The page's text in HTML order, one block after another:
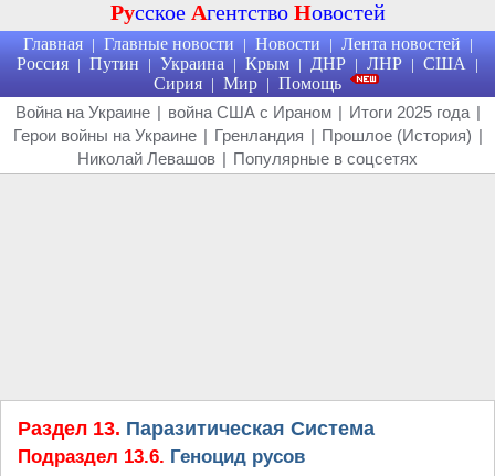
Русское Агентство Новостей
Главная | Главные новости | Новости | Лента новостей |
Россия | Путин | Украина | Крым | ДНР | ЛНР | США |
Сирия | Мир | Помощь
Война на Украине | война США с Ираном | Итоги 2025 года |
Герои войны на Украине | Гренландия | Прошлое (История) |
Николай Левашов | Популярные в соцсетях
Раздел 13. Паразитическая Система
Подраздел 13.6. Геноцид русов